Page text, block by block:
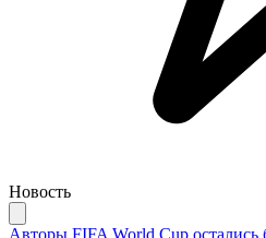
Новость
Авторы FIFA World Cup